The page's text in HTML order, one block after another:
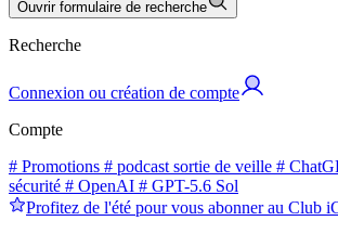
Ouvrir formulaire de recherche
Recherche
Connexion ou création de compte
Compte
# Promotions # podcast sortie de veille #
sécurité # OpenAI # GPT-5.6 Sol
Profitez de l'été pour vous abonner au Club